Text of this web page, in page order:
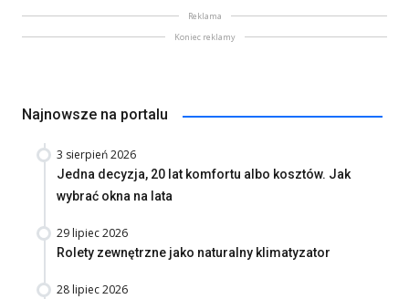
Reklama
Koniec reklamy
Najnowsze na portalu
3 sierpień 2026
Jedna decyzja, 20 lat komfortu albo kosztów. Jak
wybrać okna na lata
29 lipiec 2026
Rolety zewnętrzne jako naturalny klimatyzator
28 lipiec 2026